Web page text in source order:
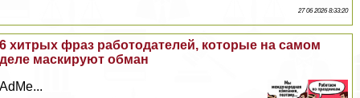
27 06 2026 8:33:20
6 хитрых фраз работодателей, которые на самом
деле маскируют обман
AdMe...